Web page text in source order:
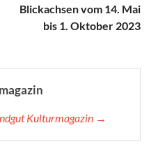
Blickachsen vom 14. Mai
bis 1. Oktober 2023
Kulturmagazin →